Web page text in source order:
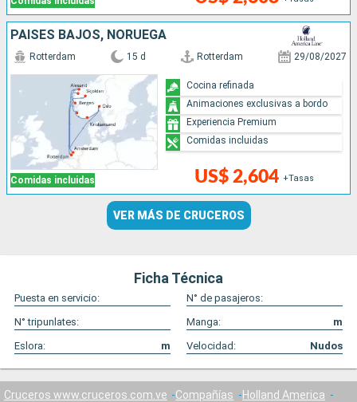
PAISES BAJOS, NORUEGA
Comidas incluidas
Rotterdam 15 d Rotterdam 29/08/2027
US$ 2,604 +Tasas
Cocina refinada
Animaciones exclusivas a bordo
Experiencia Premium
Comidas incluidas
VER MÁS DE CRUCEROS
Ficha Técnica
Puesta en servicio:
N° de pasajeros:
N° tripunlates:
Manga:
m
Eslora:
m Velocidad: Nudos
Cruceros www.cruceros.com.ve Compañías
Holland America